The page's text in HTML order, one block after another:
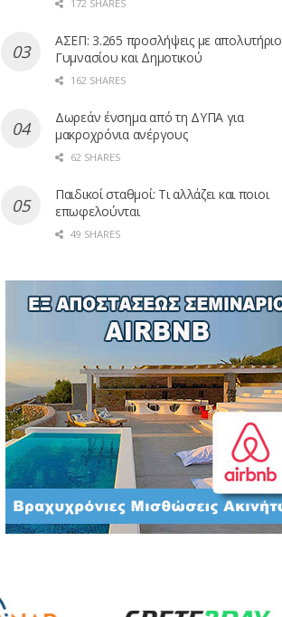
172 SHARES
ΑΣΕΠ: 3.265 προσλήψεις με απολυτήριο
Γυμνασίου και Δημοτικού
162 SHARES
Δωρεάν ένσημα από τη ΔΥΠΑ για
μακροχρόνια ανέργους
62 SHARES
Παιδικοί σταθμοί: Τι αλλάζει και ποιοι
επωφελούνται
49 SHARES